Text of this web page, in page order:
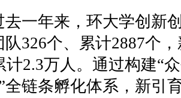
去一年来，环大学创新
326个、累计2887个
计2.3万人。通过构建“
全链条孵化体系，新引